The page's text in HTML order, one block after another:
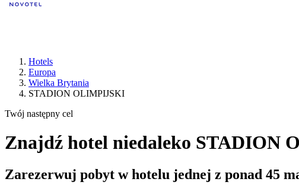
Hotels
Europa
Wielka Brytania
STADION OLIMPIJSKI
Twój następny cel
Znajdź hotel niedaleko STADION
Zarezerwuj pobyt w hotelu jednej z ponad 45